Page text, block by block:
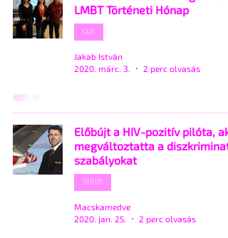
LMBT Történeti Hónap
OUT
Jakab István
2020. márc. 3.
2 perc olvasás
Előbújt a HIV-pozitív pilóta, aki
megváltoztatta a
szabályokat
STÍLUS
Macskamedve
2020. jan. 25.
2 perc olvasás